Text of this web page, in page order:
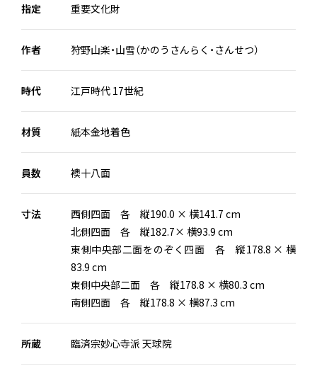
指定 重要文化財
作者 狩野山楽・山雪（かのうさんらく・さんせつ）
時代 江戸時代 17世紀
材質 紙本金地着色
員数 襖十八面
寸法
西側四面 各 縦190.0 × 横141.7 cm
北側四面 各 縦182.7× 横93.9 cm
東側中央部二面をのぞく四面 各 縦178.8 × 横
83.9 cm
東側中央部二面 各 縦178.8 × 横80.3 cm
南側四面 各 縦178.8 × 横87.3 cm
所蔵 臨済宗妙心寺派 天球院